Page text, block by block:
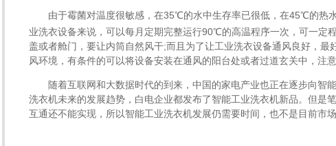
由于霉菌对温度很敏感，在35℃的水中生存率已很低，在45℃的热
业洗衣设备来说，可以每月定期完整运行90℃的高温程序一次，可一定
盖或者舱门，要让内筒自然风干;而且为了让工业洗衣设备通风良好，最
风环境，有条件的可以将设备安装在通风的阳台处或者过道玄关中，注
随着互联网和大数据时代的到来，中国的家电产业也正在逐步向智
洗衣机未来的发展趋势，白电企业都发布了智能工业洗衣机新品。 但是
互通还不能实现，所以智能工业洗衣机发展仍需要时间，也不是目前市